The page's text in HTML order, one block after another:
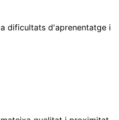
dificultats d'aprenentatge i